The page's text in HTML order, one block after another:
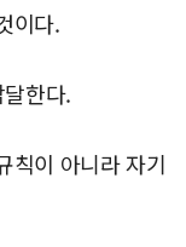
이다.
한다.
칙이 아니라 자기